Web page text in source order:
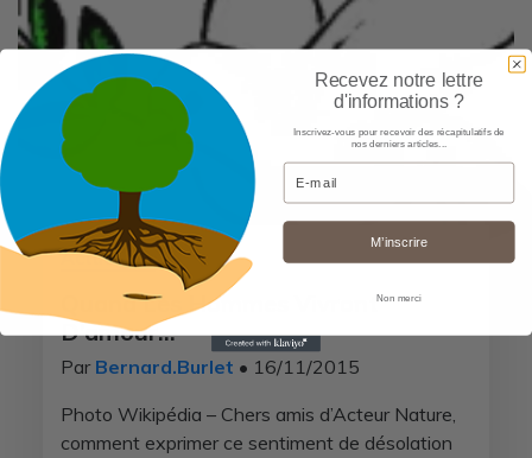
Actualités
Quand Les Hommes Vivront
D’amour…
Par Bernard.Burlet • 16/11/2015
Photo Wikipédia – Chers amis d’Acteur Nature,
comment exprimer ce sentiment de désolation
Recevez notre lettre
d'informations ?
Inscrivez-vous pour recevoir des récapitulatifs de
nos derniers articles...
Email
M’inscrire
Non merci